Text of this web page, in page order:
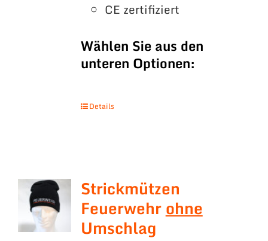
CE zertifiziert
Wählen Sie aus den
unteren Optionen:
Details
Strickmützen
Feuerwehrohne
Umschlag